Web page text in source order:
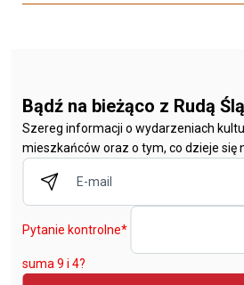
Bądź na bieżąco z Rudą
Szereg informacji o wydarzeniach
mieszkańców oraz o tym, co dzieje się
Pytanie kontrolne*
suma 9 i 4?